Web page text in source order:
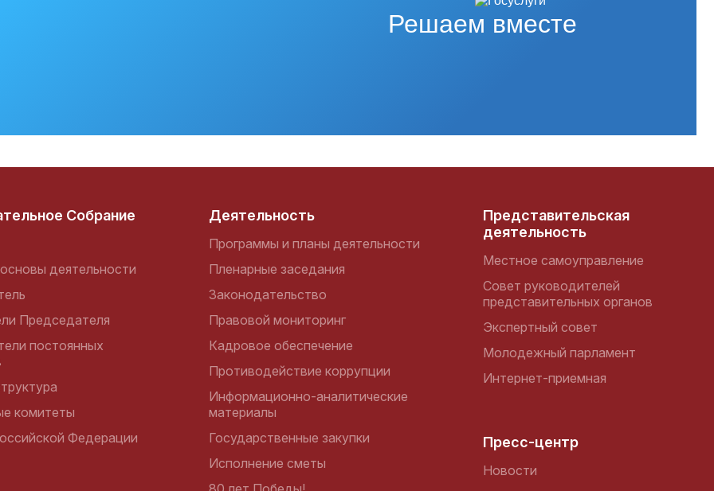
Решаем вместе
Собрание
деятельности
Председателя
постоянных
комитеты
Федерации
Деятельность
Программы и планы деятельности
Пленарные заседания
Законодательство
Правовой мониторинг
Кадровое обеспечение
Противодействие коррупции
Информационно-аналитические
материалы
Государственные закупки
Исполнение сметы
Представительская
деятельность
Местное самоуправление
Совет руководителей
представительных органов
Экспертный совет
Молодежный парламент
Интернет-приемная
Пресс-центр
Новости